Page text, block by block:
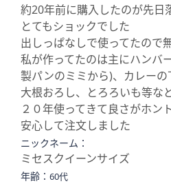
約20年前に購入したのが先日
とてもショックでした
出しっぱなしで使ってたので
私が作ってたのは主にハンバ
製パンのミミから)、カレーの
大根おろし、とろろいも等な
２０年使ってきて良さがホン
安心して注文しました
ニックネーム：
ミセスクイーンサイズ
年齢： 60代